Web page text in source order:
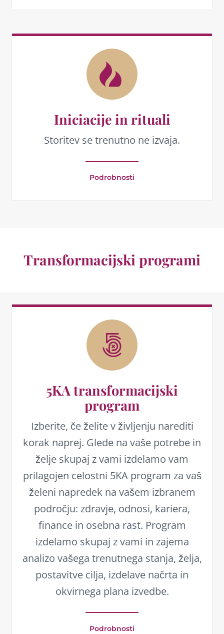
Iniciacije in rituali
Storitev se trenutno ne izvaja.
Podrobnosti
Transformacijski programi
5KA transformacijski
program
Izberite, če želite v življenju narediti
korak naprej. Glede na vaše potrebe in
želje skupaj z vami izdelamo vam
prilagojen celostni 5KA program za vaš
želeni napredek na vašem izbranem
področju: zdravje, odnosi, kariera,
finance in osebna rast. Program
izdelamo skupaj z vami in zajema
analizo vašega trenutnega stanja, želja,
postavitve cilja, izdelave načrta in
okvirnega plana izvedbe.
Podrobnosti